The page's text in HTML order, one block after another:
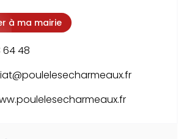
à ma mairie
64 48